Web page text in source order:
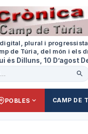
digital, plural i
de Túria, del món i els
és Dilluns, 10 D’agost
POBLES CAMP DE